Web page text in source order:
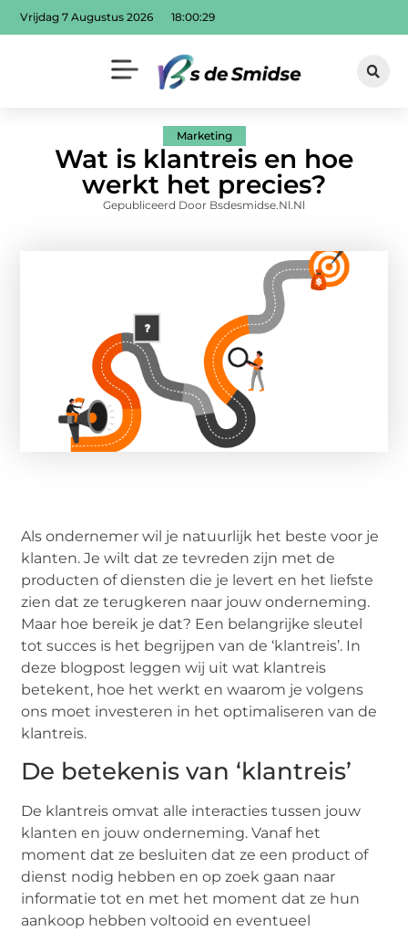
Vrijdag 7 Augustus 2026 18:00:30
Marketing
Wat is klantreis en hoe
werkt het precies?
Gepubliceerd Door Bsdesmidse.nl.nl
Als ondernemer wil je natuurlijk het beste voor je
klanten. Je wilt dat ze tevreden zijn met de
producten of diensten die je levert en het liefste
zien dat ze terugkeren naar jouw onderneming.
Maar hoe bereik je dat? Een belangrijke sleutel
tot succes is het begrijpen van de ‘klantreis’. In
deze blogpost leggen wij uit wat klantreis
betekent, hoe het werkt en waarom je volgens
ons moet investeren in het optimaliseren van de
klantreis.
De betekenis van ‘klantreis’
De klantreis omvat alle interacties tussen jouw
klanten en jouw onderneming. Vanaf het
moment dat ze besluiten dat ze een product of
dienst nodig hebben en op zoek gaan naar
informatie tot en met het moment dat ze hun
aankoop hebben voltooid en eventueel